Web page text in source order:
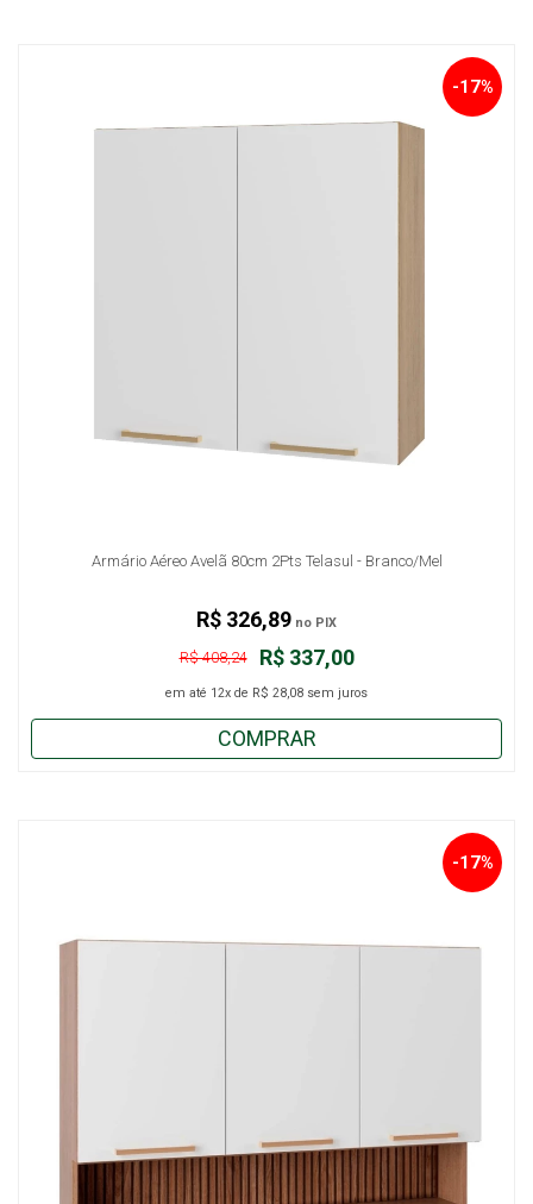
Armário Aéreo Avelã 80cm 2Pts Telasul - Branco/Mel
R$ 337,00
R$ 408,24
-17%
em até 12x de R$ 28,08 sem juros
R$ 326,89 no PIX
COMPRAR
-17%